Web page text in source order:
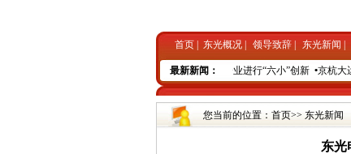
首页 东光概况 领导致辞 东光新闻
最新新闻：
续编《东光县志》出版 •东光企业进行“六小”创新 • 京杭大
您当前的位置： 首页>> 东光新闻
东光